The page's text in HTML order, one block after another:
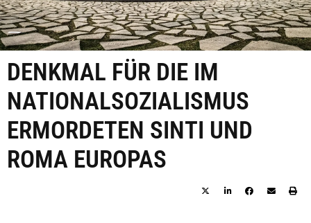
DENKMAL FÜR DIE IM
NATIONALSOZIALISMUS
ERMORDETEN SINTI UND
ROMA EUROPAS